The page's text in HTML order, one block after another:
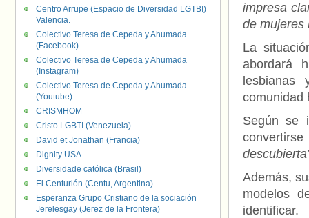
impresa
de mujeres
La
abordará
comunidad
Según se
Además,
modelos
identificar.
Centro Arrupe (Espacio de Diversidad LGTBI)
Valencia.
Colectivo Teresa de Cepeda y Ahumada
(Facebook)
Colectivo Teresa de Cepeda y Ahumada
(Instagram)
Colectivo Teresa de Cepeda y Ahumada
(Youtube)
CRISMHOM
Cristo LGBTI (Venezuela)
David et Jonathan (Francia)
Dignity USA
Diversidade católica (Brasil)
El Centurión (Centu, Argentina)
Esperanza Grupo Cristiano de la sociación
Jerelesgay (Jerez de la Frontera)